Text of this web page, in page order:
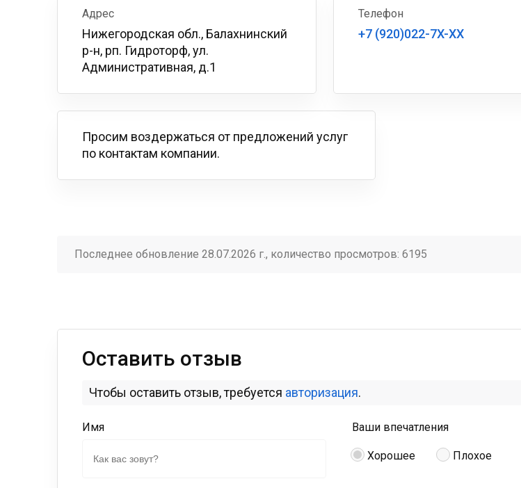
Адрес
Нижегородская обл., Балахнинский
р-н, рп. Гидроторф, ул.
Административная, д.1
Телефон
+7 (920)022-7X-XX
Просим воздержаться от предложений услуг
по контактам компании.
Последнее обновление 28.07.2026 г., количество просмотров: 6195
Оставить отзыв
Чтобы оставить отзыв, требуется авторизация.
Имя Ваши впечатления
Хорошее Плохое